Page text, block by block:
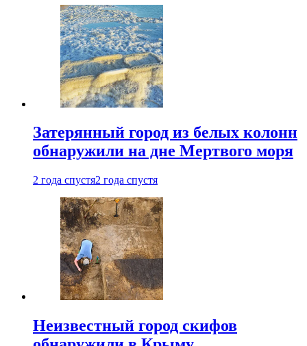
Затерянный город из белых колонн
обнаружили на дне Мертвого моря
2 года спустя2 года спустя
Неизвестный город скифов